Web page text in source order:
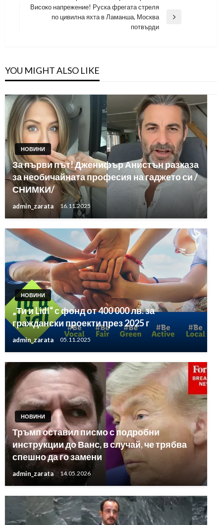
Високо напрежение! Руска фрегата стреля
по цивилна яхта в Ламанша, Москва
потвърди
YOU MIGHT ALSO LIKE
НОВИНИ
За първи път! Дженифър Анистън разказа
за необичайната професия на гаджето си /
СНИМКИ/
admin_zarata 16.11.2025
НОВИНИ
„Ти и Lidl“ с фонд от 400 000 лв. за
граждански проекти през 2025 г
admin_zarata 05.11.2025
НОВИНИ
Тръмп оставил писмо с подробни
инструкции до Ванс, в случай, че трябва
спешно да го замени
admin_zarata 14.05.2026